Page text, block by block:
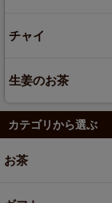
チャイ
生姜のお茶
カテゴリから選ぶ
お茶